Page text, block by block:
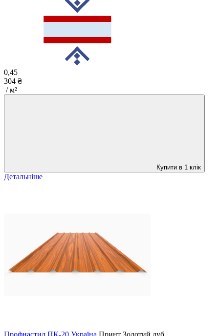
0,45
304 ₴
/ м²
Купити в 1 клік
Детальніше
Профнастил ПК-20 Україна Принт Золотий дуб